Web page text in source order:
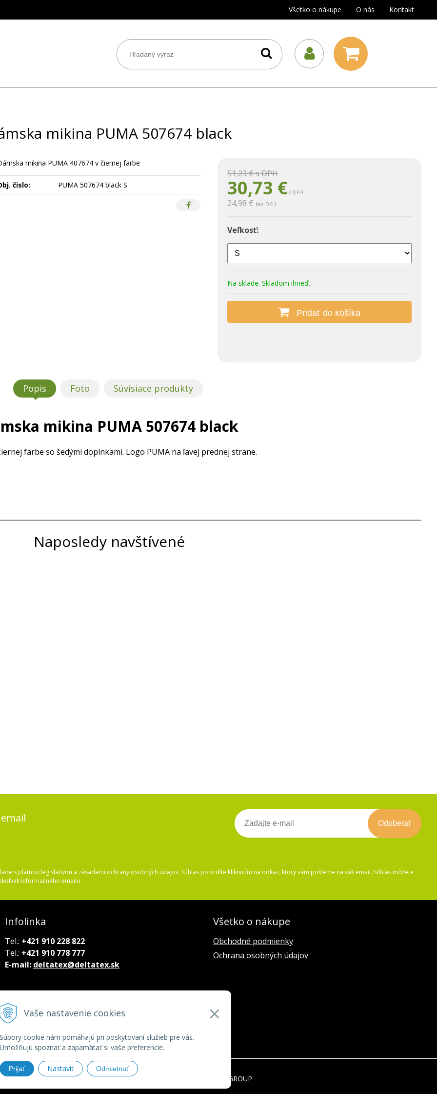
Vaše nastavenie cookies
Súbory cookie nám pomáhajú pri poskytovaní služieb pre vás.
Umožňujú spoznať a zapamätať si vaše preferencie.
Prijať Nastaviť Odmietnuť
Všetko o nákupe O nás Kontakt
mikina PUMA 507674 black
51,23 €s DPH
30,73 € s DPH
24,98 € bez DPH
Veľkosť:
Na sklade. Skladom ihneď.
Pridať do košíka
mikina PUMA 407674 v čiernej farbe
čislo: PUMA 507674 black S
Popis Foto Súvisiace produkty
mikina PUMA 507674 black
farbe so šedými doplnkami. Logo PUMA na ľavej prednej strane.
Naposledy navštívené
Odoberať
s platnou legislatívou a zásadami ochrany osobných údajov. Súhlas potvrdíte kliknutím na odkaz, ktorý vám pošleme na váš email. Súhlas môžete
informačného emailu.
Infolinka
Tel.: +421 910 228 822
Tel.: +421 910 778 777
E-mail: deltatex@deltatex.sk
Všetko o nákupe
Obchodné podmienky
Ochrana osobných údajov
• tvorba eshopu cez UNIobchod,webhosting WEBYGROUP